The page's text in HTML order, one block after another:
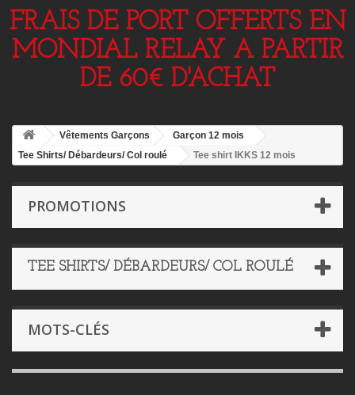
FRAIS DE PORT OFFERTS EN
MONDIAL RELAY A PARTIR
DE 60€ D'ACHAT
Vêtements Garçons
Garçon 12 mois
Tee Shirts/ Débardeurs/ Col roulé
Tee shirt IKKS 12 mois
PROMOTIONS
TEE SHIRTS/ DÉBARDEURS/ COL ROULÉ
MOTS-CLÉS